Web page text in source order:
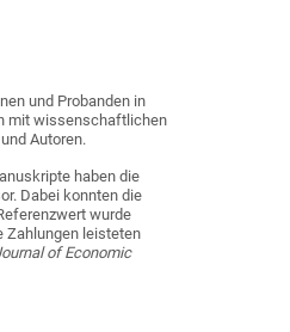
und Probanden in
mit wissenschaftlichen
Autoren.
haben die
Dabei konnten die
wurde
Zahlungen leisteten
of Economic